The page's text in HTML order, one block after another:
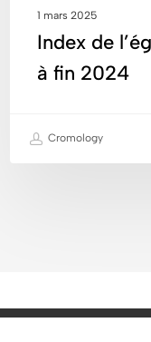
1 mars 2025
Index de
à fin 2024
Cromology